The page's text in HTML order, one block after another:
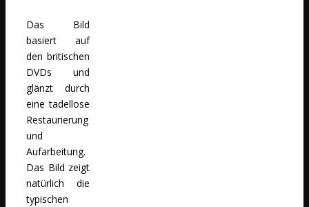
Das Bild
basiert auf
den britischen
DVDs und
glänzt durch
eine tadellose
Restaurierung
und
Aufarbeitung.
Das Bild zeigt
natürlich die
typischen